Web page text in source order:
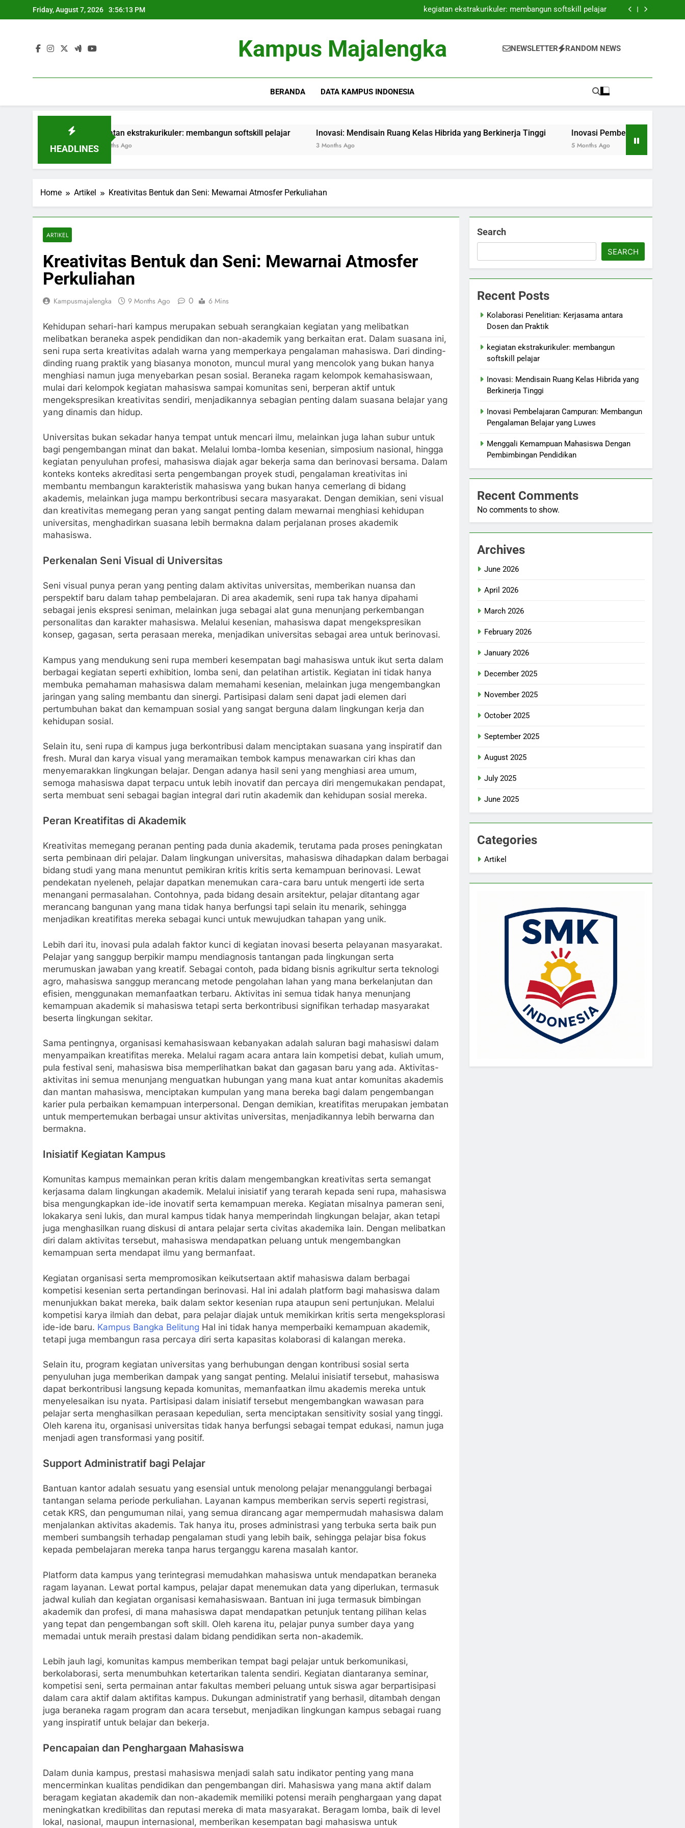
to
Friday, August 7, 2026 3:56:14 PM
kegiatan ekstrakurikuler: membangun softskill pelajar
Inovasi: Mendisain Ruang Kelas Hibrida yang Berkinerja Tinggi
kegiatan ekstrakurikuler: membangun softskill pelajar
Inovasi: Mendisain Ruang Kelas Hibrida yang Berkinerja Tinggi
Kampus Majalengka NEWSLETTER RANDOM NEWS
BERANDA DATA KAMPUS INDONESIA
HEADLINES
kegiatan ekstrakurikuler: membangun softskill pelajar
3 Months Ago
Inovasi: Mendisain Ruang Kelas Hibrida yang Berkinerja Tinggi Inovasi Pembelajaran Campuran:
Home Artikel Kreativitas Bentuk dan Seni: Mewarnai Atmosfer Perkuliahan
ARTIKEL
Kreativitas Bentuk dan Seni: Mewarnai Atmosfer
Perkuliahan
Kampusmajalengka 9 Months Ago 0 6 Mins
Kehidupan sehari-hari kampus merupakan sebuah serangkaian kegiatan yang melibatkan
melibatkan beraneka aspek pendidikan dan non-akademik yang berkaitan erat. Dalam suasana ini,
seni rupa serta kreativitas adalah warna yang memperkaya pengalaman mahasiswa. Dari dinding-
dinding ruang praktik yang biasanya monoton, muncul mural yang mencolok yang bukan hanya
menghiasi namun juga menyebarkan pesan sosial. Beraneka ragam kelompok kemahasiswaan,
mulai dari kelompok kegiatan mahasiswa sampai komunitas seni, berperan aktif untuk
mengekspresikan kreativitas sendiri, menjadikannya sebagian penting dalam suasana belajar yang
yang dinamis dan hidup.
Universitas bukan sekadar hanya tempat untuk mencari ilmu, melainkan juga lahan subur untuk
bagi pengembangan minat dan bakat. Melalui lomba-lomba kesenian, simposium nasional, hingga
kegiatan penyuluhan profesi, mahasiswa diajak agar bekerja sama dan berinovasi bersama. Dalam
konteks konteks akreditasi serta pengembangan proyek studi, pengalaman kreativitas ini
membantu membangun karakteristik mahasiswa yang bukan hanya cemerlang di bidang
akademis, melainkan juga mampu berkontribusi secara masyarakat. Dengan demikian, seni visual
dan kreativitas memegang peran yang sangat penting dalam mewarnai menghiasi kehidupan
universitas, menghadirkan suasana lebih bermakna dalam perjalanan proses akademik
mahasiswa.
Perkenalan Seni Visual di Universitas
Seni visual punya peran yang penting dalam aktivitas universitas, memberikan nuansa dan
perspektif baru dalam tahap pembelajaran. Di area akademik, seni rupa tak hanya dipahami
sebagai jenis ekspresi seniman, melainkan juga sebagai alat guna menunjang perkembangan
personalitas dan karakter mahasiswa. Melalui kesenian, mahasiswa dapat mengekspresikan
konsep, gagasan, serta perasaan mereka, menjadikan universitas sebagai area untuk berinovasi.
Kampus yang mendukung seni rupa memberi kesempatan bagi mahasiswa untuk ikut serta dalam
berbagai kegiatan seperti exhibition, lomba seni, dan pelatihan artistik. Kegiatan ini tidak hanya
membuka pemahaman mahasiswa dalam memahami kesenian, melainkan juga mengembangkan
jaringan yang saling membantu dan sinergi. Partisipasi dalam seni dapat jadi elemen dari
pertumbuhan bakat dan kemampuan sosial yang sangat berguna dalam lingkungan kerja dan
kehidupan sosial.
Selain itu, seni rupa di kampus juga berkontribusi dalam menciptakan suasana yang inspiratif dan
fresh. Mural dan karya visual yang meramaikan tembok kampus menawarkan ciri khas dan
menyemarakkan lingkungan belajar. Dengan adanya hasil seni yang menghiasi area umum,
semoga mahasiswa dapat terpacu untuk lebih inovatif dan percaya diri mengemukakan pendapat,
serta membuat seni sebagai bagian integral dari rutin akademik dan kehidupan sosial mereka.
Peran Kreatifitas di Akademik
Kreativitas memegang peranan penting pada dunia akademik, terutama pada proses peningkatan
serta pembinaan diri pelajar. Dalam lingkungan universitas, mahasiswa dihadapkan dalam berbagai
bidang studi yang mana menuntut pemikiran kritis kritis serta kemampuan berinovasi. Lewat
pendekatan nyeleneh, pelajar dapatkan menemukan cara-cara baru untuk mengerti ide serta
menangani permasalahan. Contohnya, pada bidang desain arsitektur, pelajar ditantang agar
merancang bangunan yang mana tidak hanya berfungsi tapi selain itu menarik, sehingga
menjadikan kreatifitas mereka sebagai kunci untuk mewujudkan tahapan yang unik.
Lebih dari itu, inovasi pula adalah faktor kunci di kegiatan inovasi beserta pelayanan masyarakat.
Pelajar yang sanggup berpikir mampu mendiagnosis tantangan pada lingkungan serta
merumuskan jawaban yang kreatif. Sebagai contoh, pada bidang bisnis agrikultur serta teknologi
agro, mahasiswa sanggup merancang metode pengolahan lahan yang mana berkelanjutan dan
efisien, menggunakan memanfaatkan terbaru. Aktivitas ini semua tidak hanya menunjang
kemampuan akademik si mahasiswa tetapi serta berkontribusi signifikan terhadap masyarakat
beserta lingkungan sekitar.
Sama pentingnya, organisasi kemahasiswaan kebanyakan adalah saluran bagi mahasiswi dalam
menyampaikan kreatifitas mereka. Melalui ragam acara antara lain kompetisi debat, kuliah umum,
pula festival seni, mahasiswa bisa memperlihatkan bakat dan gagasan baru yang ada. Aktivitas-
aktivitas ini semua menunjang menguatkan hubungan yang mana kuat antar komunitas akademis
dan mantan mahasiswa, menciptakan kumpulan yang mana bereka bagi dalam pengembangan
karier pula perbaikan kemampuan interpersonal. Dengan demikian, kreatifitas merupakan jembatan
untuk mempertemukan berbagai unsur aktivitas universitas, menjadikannya lebih berwarna dan
bermakna.
Inisiatif Kegiatan Kampus
Komunitas kampus memainkan peran kritis dalam mengembangkan kreativitas serta semangat
kerjasama dalam lingkungan akademik. Melalui inisiatif yang terarah kepada seni rupa, mahasiswa
bisa mengungkapkan ide-ide inovatif serta kemampuan mereka. Kegiatan misalnya pameran seni,
lokakarya seni lukis, dan mural kampus tidak hanya memperindah lingkungan belajar, akan tetapi
juga menghasilkan ruang diskusi di antara pelajar serta civitas akademika lain. Dengan melibatkan
diri dalam aktivitas tersebut, mahasiswa mendapatkan peluang untuk mengembangkan
kemampuan serta mendapat ilmu yang bermanfaat.
Kegiatan organisasi serta mempromosikan keikutsertaan aktif mahasiswa dalam berbagai
kompetisi kesenian serta pertandingan berinovasi. Hal ini adalah platform bagi mahasiswa dalam
menunjukkan bakat mereka, baik dalam sektor kesenian rupa ataupun seni pertunjukan. Melalui
kompetisi karya ilmiah dan debat, para pelajar diajak untuk memikirkan kritis serta mengeksplorasi
ide-ide baru. Kampus Bangka Belitung Hal ini tidak hanya memperbaiki kemampuan akademik,
tetapi juga membangun rasa percaya diri serta kapasitas kolaborasi di kalangan mereka.
Selain itu, program kegiatan universitas yang berhubungan dengan kontribusi sosial serta
penyuluhan juga memberikan dampak yang sangat penting. Melalui inisiatif tersebut, mahasiswa
dapat berkontribusi langsung kepada komunitas, memanfaatkan ilmu akademis mereka untuk
menyelesaikan isu nyata. Partisipasi dalam inisiatif tersebut mengembangkan wawasan para
pelajar serta menghasilkan perasaan kepedulian, serta menciptakan sensitivity sosial yang tinggi.
Oleh karena itu, organisasi universitas tidak hanya berfungsi sebagai tempat edukasi, namun juga
menjadi agen transformasi yang positif.
Support Administratif bagi Pelajar
Bantuan kantor adalah sesuatu yang esensial untuk menolong pelajar menanggulangi berbagai
tantangan selama periode perkuliahan. Layanan kampus memberikan servis seperti registrasi,
cetak KRS, dan pengumuman nilai, yang semua dirancang agar mempermudah mahasiswa dalam
menjalankan aktivitas akademis. Tak hanya itu, proses administrasi yang terbuka serta baik pun
memberi sumbangsih terhadap pengalaman studi yang lebih baik, sehingga pelajar bisa fokus
kepada pembelajaran mereka tanpa harus terganggu karena masalah kantor.
Platform data kampus yang terintegrasi memudahkan mahasiswa untuk mendapatkan beraneka
ragam layanan. Lewat portal kampus, pelajar dapat menemukan data yang diperlukan, termasuk
jadwal kuliah dan kegiatan organisasi kemahasiswaan. Bantuan ini juga termasuk bimbingan
akademik dan profesi, di mana mahasiswa dapat mendapatkan petunjuk tentang pilihan kelas
yang tepat dan pengembangan soft skill. Oleh karena itu, pelajar punya sumber daya yang
memadai untuk meraih prestasi dalam bidang pendidikan serta non-akademik.
Lebih jauh lagi, komunitas kampus memberikan tempat bagi pelajar untuk berkomunikasi,
berkolaborasi, serta menumbuhkan ketertarikan talenta sendiri. Kegiatan diantaranya seminar,
kompetisi seni, serta permainan antar fakultas memberi peluang untuk siswa agar berpartisipasi
dalam cara aktif dalam aktifitas kampus. Dukungan administratif yang berhasil, ditambah dengan
juga beraneka ragam program dan acara tersebut, menjadikan lingkungan kampus sebagai ruang
yang inspiratif untuk belajar dan bekerja.
Pencapaian dan Penghargaan Mahasiswa
Dalam dunia kampus, prestasi mahasiswa menjadi salah satu indikator penting yang mana
mencerminkan kualitas pendidikan dan pengembangan diri. Mahasiswa yang mana aktif dalam
beragam kegiatan akademik dan non-akademik memiliki potensi meraih penghargaan yang dapat
meningkatkan kredibilitas dan reputasi mereka di mata masyarakat. Beragam lomba, baik di level
lokal, nasional, maupun internasional, memberikan kesempatan bagi mahasiswa untuk
Search
SEARCH
Recent Posts
Kolaborasi Penelitian: Kerjasama antara
Dosen dan Praktik
kegiatan ekstrakurikuler: membangun
softskill pelajar
Inovasi: Mendisain Ruang Kelas Hibrida yang
Berkinerja Tinggi
Inovasi Pembelajaran Campuran: Membangun
Pengalaman Belajar yang Luwes
Menggali Kemampuan Mahasiswa Dengan
Pembimbingan Pendidikan
Recent Comments
No comments to show.
Archives
June 2026
April 2026
March 2026
February 2026
January 2026
December 2025
November 2025
October 2025
September 2025
August 2025
July 2025
June 2025
Categories
Artikel